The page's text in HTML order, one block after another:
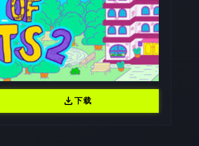
download下载